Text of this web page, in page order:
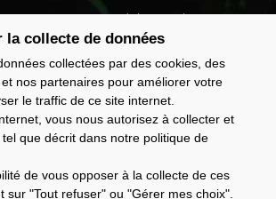
Avenue de la Repentie
79460 Magné
Tél. +33(0) 5 49 35 90 47
info@marais-poitevin.com
la collecte de données
collectées par des cookies, des
nos partenaires pour améliorer votre
le traffic de ce site internet.
vous nous autorisez à collecter et
que décrit dans notre politique de
de vous opposer à la collecte de ces
sur "Tout refuser" ou "Gérer mes choix".